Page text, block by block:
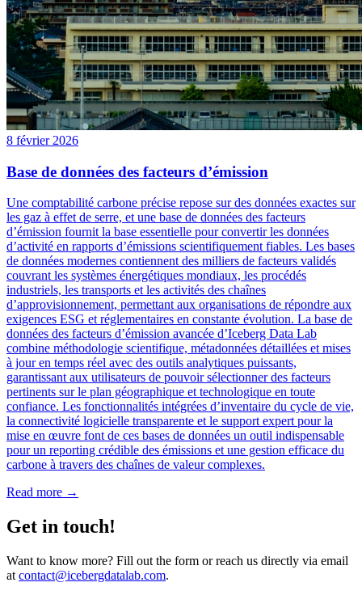
8 février 2026
Base de données des facteurs d’émission
Une comptabilité carbone précise repose sur des données exactes sur
les gaz à effet de serre, et une base de données des facteurs
d’émission fournit la base essentielle pour convertir les données
d’activité en rapports d’émissions scientifiquement fiables. Les bases
de données modernes contiennent des milliers de facteurs validés
couvrant les systèmes énergétiques mondiaux, les procédés
industriels, les transports et les activités des chaînes
d’approvisionnement, permettant aux organisations de répondre aux
exigences ESG et réglementaires en constante évolution. La base de
données des facteurs d’émission avancée d’Iceberg Data Lab
combine méthodologie scientifique, métadonnées détaillées et mises
à jour en temps réel avec des outils analytiques puissants,
garantissant aux utilisateurs de pouvoir sélectionner des facteurs
pertinents sur le plan géographique et technologique en toute
confiance. Les fonctionnalités intégrées d’inventaire du cycle de vie,
la connectivité logicielle transparente et le support expert pour la
mise en œuvre font de ces bases de données un outil indispensable
pour un reporting crédible des émissions et une gestion efficace du
carbone à travers des chaînes de valeur complexes.
Read more →
Get in touch!
Want to know more? Fill out the form or reach us directly via email
at contact@icebergdatalab.com.